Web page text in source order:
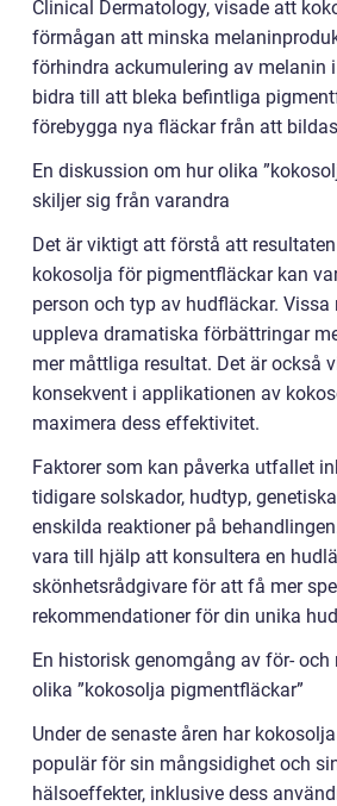
Clinical Dermatology, visade att
förmågan att minska
förhindra ackumulering av melanin
bidra till att bleka befintliga
förebygga nya fläckar från att
En diskussion om hur olika
skiljer sig från varandra
Det är viktigt att förstå att
kokosolja för pigmentfläckar kan
person och typ av hudfläckar.
uppleva dramatiska förbättringar
mer måttliga resultat. Det är också
konsekvent i applikationen av
maximera dess effektivitet.
Faktorer som kan påverka utfallet
tidigare solskador, hudtyp,
enskilda reaktioner på
vara till hjälp att konsultera en
skönhetsrådgivare för att få mer
rekommendationer för din unika
En historisk genomgång av för- och
olika ”kokosolja pigmentfläckar”
Under de senaste åren har
populär för sin mångsidighet och
hälsoeffekter, inklusive dess